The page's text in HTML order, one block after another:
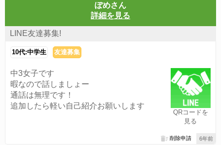
ぽめさん
詳細を見る
LINE友達募集!
10代:中学生 友達募集
QRコードを
見る
中3女子です
暇なので話しましょー
通話は無理です！
追加したら軽い自己紹介お願いします
6年前
削除申請